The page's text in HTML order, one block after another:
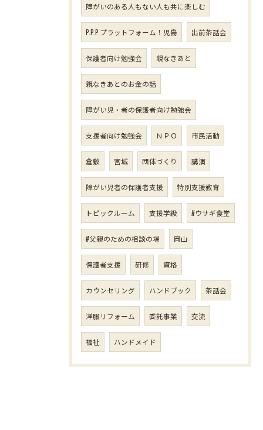
障がいのある人もない人も共に楽しむ
P.P.P.プラットフォーム！児島 出前茶話会
保護者向け勉強会 親なきあと
親なきあとのお金の話
障がい児・者の保護者向け勉強会
支援者向け勉強会 ＮＰＯ 市民活動
倉敷 宮城 団体づくり 講演
障がい児者の保護者支援 特別支援教育
トピックルーム 支援学級 #ウサギ食堂
#父親のための相談の場 岡山
保護者支援 研修 資格
カウンセリング ハンドブック 茶話会
洋服リフォーム 委託事業 交流
福祉 ハンドメイド